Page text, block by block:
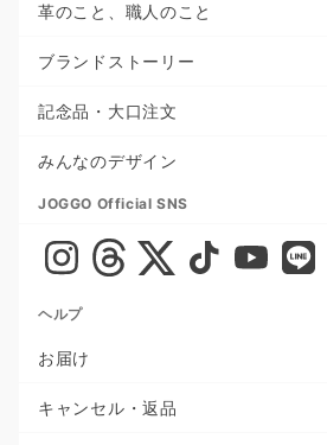
革のこと、職人のこと
ブランドストーリー
記念品・大口注文
みんなのデザイン
JOGGO Official SNS
ヘルプ
お届け
キャンセル・返品